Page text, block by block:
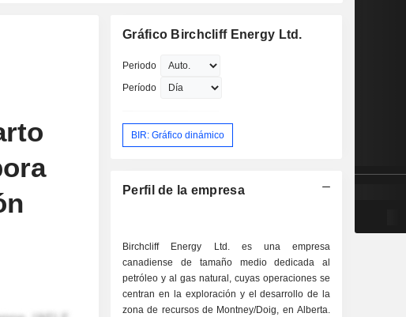
Gráfico Birchcliff Energy Ltd.
Periodo
Período
BIR: Gráfico dinámico
Perfil de la empresa
Birchcliff Energy Ltd. es una empresa
canadiense de tamaño medio dedicada al
petróleo y al gas natural, cuyas operaciones se
centran en la exploración y el desarrollo de la
zona de recursos de Montney/Doig, en Alberta.